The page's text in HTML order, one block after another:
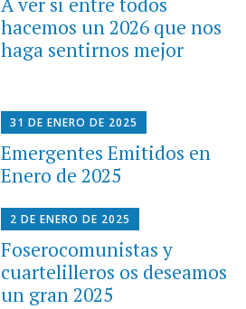
hacemos un 2026 que nos
haga sentirnos mejor
31 DE ENERO DE 2025
Emergentes Emitidos en
Enero de 2025
2 DE ENERO DE 2025
Foserocomunistas y
cuartelilleros os deseamos
un gran 2025